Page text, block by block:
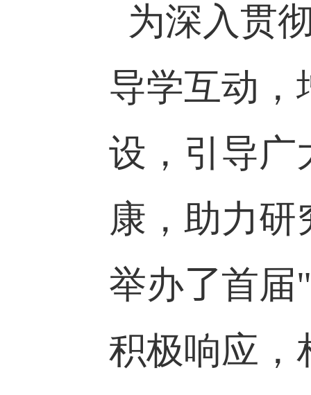
为深入贯
导学互动，
设，引导广
康，助力研
举办了首届"
积极响应，